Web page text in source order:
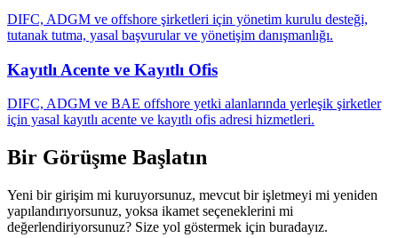
DIFC, ADGM ve offshore şirketleri için yönetim kurulu desteği,
tutanak tutma, yasal başvurular ve yönetişim danışmanlığı.
Kayıtlı Acente ve Kayıtlı Ofis
DIFC, ADGM ve BAE offshore yetki alanlarında yerleşik şirketler
için yasal kayıtlı acente ve kayıtlı ofis adresi hizmetleri.
Bir Görüşme Başlatın
Yeni bir girişim mi kuruyorsunuz, mevcut bir işletmeyi mi yeniden
yapılandırıyorsunuz, yoksa ikamet seçeneklerini mi
değerlendiriyorsunuz? Size yol göstermek için buradayız.